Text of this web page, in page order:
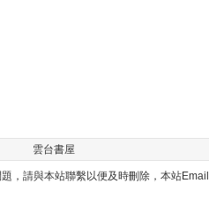
雲台書屋
，請與本站聯繫以便及時刪除，本站